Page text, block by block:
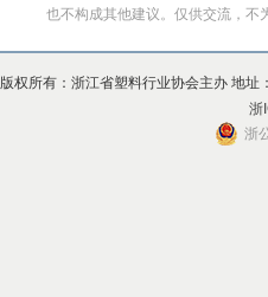
也不构成其他建议。仅供交流，
版权所有：浙江省塑料行业协会主办 地
浙
浙